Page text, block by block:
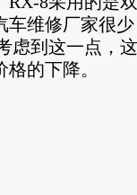
车维修厂家很
虑到这一点，
的下降。